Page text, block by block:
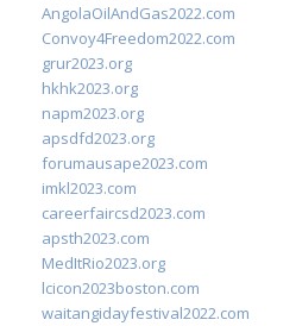
AngolaOilAndGas2022.com
Convoy4Freedom2022.com
grur2023.org
hkhk2023.org
napm2023.org
apsdfd2023.org
forumausape2023.com
imkl2023.com
careerfaircsd2023.com
apsth2023.com
MedItRio2023.org
lcicon2023boston.com
waitangidayfestival2022.com